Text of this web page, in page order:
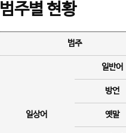
범주별 현황
범주
일상어
일반어
방언
옛말